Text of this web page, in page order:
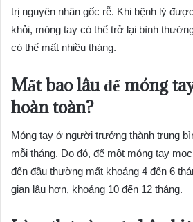
trị nguyên nhân gốc rễ. Khi bệnh lý
khỏi, móng tay có thể trở lại bình
có thể mất nhiều tháng.
Mất bao lâu để móng
hoàn toàn?
Móng tay ở người trưởng thành trung
mỗi tháng. Do đó, để một móng tay
đến đầu thường mất khoảng 4 đến 6
gian lâu hơn, khoảng 10 đến 12 tháng.